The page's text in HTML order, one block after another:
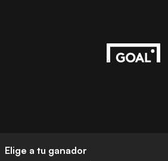
Elige a tu ganador